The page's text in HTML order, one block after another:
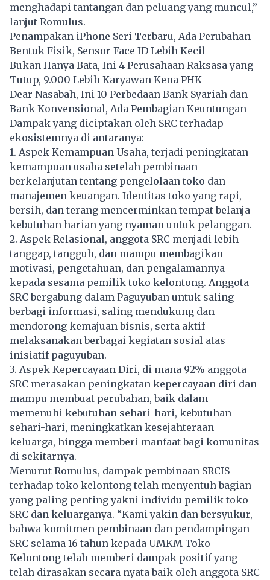
menghadapi tantangan dan peluang yang muncul,”
lanjut Romulus.
Penampakan iPhone Seri Terbaru, Ada Perubahan
Bentuk Fisik, Sensor Face ID Lebih Kecil
Bukan Hanya Bata, Ini 4 Perusahaan Raksasa yang
Tutup, 9.000 Lebih Karyawan Kena PHK
Dear Nasabah, Ini 10 Perbedaan Bank Syariah dan
Bank Konvensional, Ada Pembagian Keuntungan
Dampak yang diciptakan oleh SRC terhadap
ekosistemnya di antaranya:
1. Aspek Kemampuan Usaha, terjadi peningkatan
kemampuan usaha setelah pembinaan
berkelanjutan tentang pengelolaan toko dan
manajemen keuangan. Identitas toko yang rapi,
bersih, dan terang mencerminkan tempat belanja
kebutuhan harian yang nyaman untuk pelanggan.
2. Aspek Relasional, anggota SRC menjadi lebih
tanggap, tangguh, dan mampu membagikan
motivasi, pengetahuan, dan pengalamannya
kepada sesama pemilik toko kelontong. Anggota
SRC bergabung dalam Paguyuban untuk saling
berbagi informasi, saling mendukung dan
mendorong kemajuan bisnis, serta aktif
melaksanakan berbagai kegiatan sosial atas
inisiatif paguyuban.
3. Aspek Kepercayaan Diri, di mana 92% anggota
SRC merasakan peningkatan kepercayaan diri dan
mampu membuat perubahan, baik dalam
memenuhi kebutuhan sehari-hari, kebutuhan
sehari-hari, meningkatkan kesejahteraan
keluarga, hingga memberi manfaat bagi komunitas
di sekitarnya.
Menurut Romulus, dampak pembinaan SRCIS
terhadap toko kelontong telah menyentuh bagian
yang paling penting yakni individu pemilik toko
SRC dan keluarganya. “Kami yakin dan bersyukur,
bahwa komitmen pembinaan dan pendampingan
SRC selama 16 tahun kepada UMKM Toko
Kelontong telah memberi dampak positif yang
telah dirasakan secara nyata baik oleh anggota SRC